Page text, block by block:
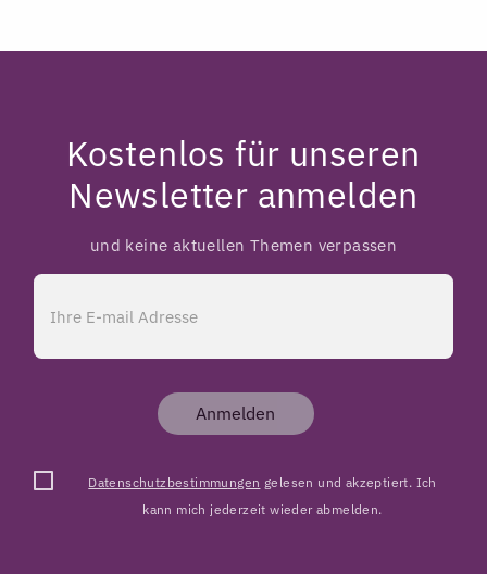
Kostenlos für unseren
Newsletter anmelden
und keine aktuellen Themen verpassen
Anmelden
Datenschutzbestimmungen gelesen und akzeptiert. Ich
kann mich jederzeit wieder abmelden.